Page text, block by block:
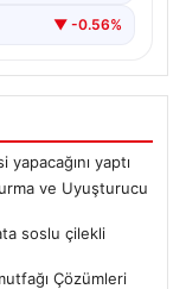
▼ -0.56%
yaptı
ve Uyuşturucu
soslu çilekli
Çözümleri